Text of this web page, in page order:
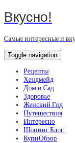
Вкусно!
Самые интересные и
Toggle navigation
Рецепты
Хендмейд
Дом и Сад
Здоровье
Женский Гид
Путешествия
Интересно
Шопинг Блог
КупиОбзор